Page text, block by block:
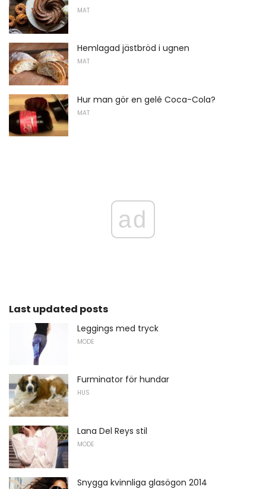
MAT
Hemlagad jästbröd i ugnen
MAT
Hur man gör en gelé Coca-Cola?
MAT
ad
Last updated posts
Leggings med tryck
MODE
Furminator för hundar
HUS
Lana Del Reys stil
MODE
Snygga kvinnliga glasögon 2014